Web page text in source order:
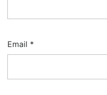
Email *